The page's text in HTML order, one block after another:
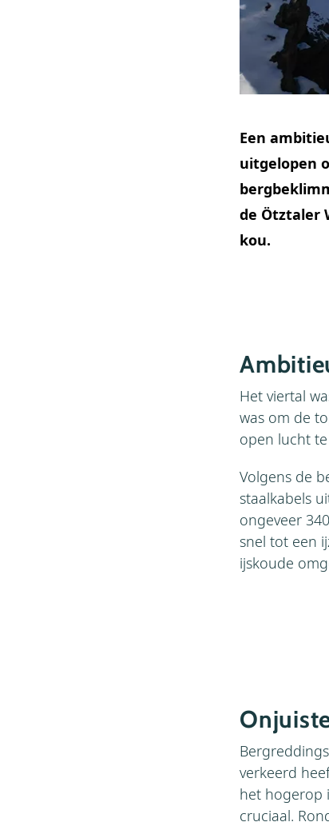
Een
uitgelopen
de Ötztaler
kou.
Het viertal
was om de
open lucht
Volgens de
staalkabels
ongeveer
snel tot een
ijskoude
verkeerd
het hogerop
cruciaal.